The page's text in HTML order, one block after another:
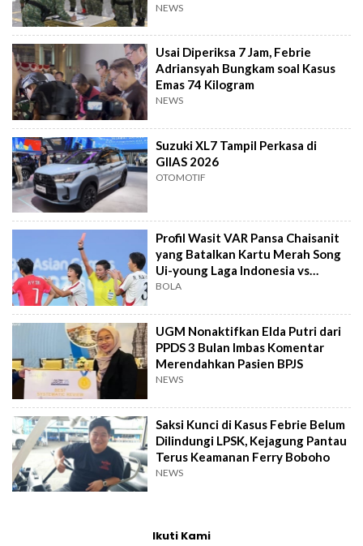
NEWS
Usai Diperiksa 7 Jam, Febrie
Adriansyah Bungkam soal Kasus
Emas 74 Kilogram
NEWS
Suzuki XL7 Tampil Perkasa di
GIIAS 2026
OTOMOTIF
Profil Wasit VAR Pansa Chaisanit
yang Batalkan Kartu Merah Song
Ui-young Laga Indonesia vs
Singapura
BOLA
UGM Nonaktifkan Elda Putri dari
PPDS 3 Bulan Imbas Komentar
Merendahkan Pasien BPJS
NEWS
Saksi Kunci di Kasus Febrie Belum
Dilindungi LPSK, Kejagung Pantau
Terus Keamanan Ferry Boboho
NEWS
Ikuti Kami